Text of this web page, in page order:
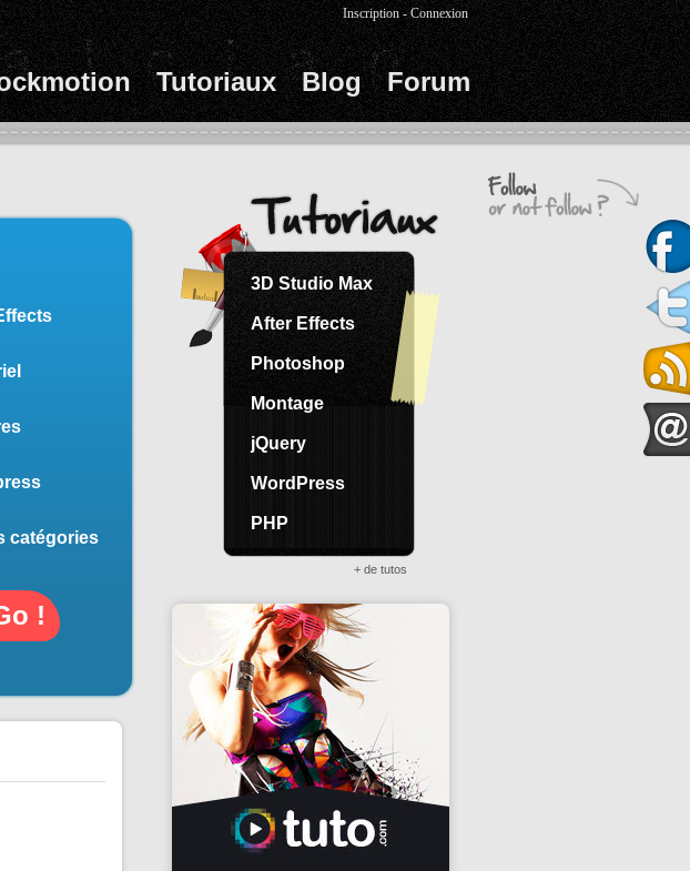
Tutoriaux Blog Forum
Inscription -Connexion
catégories
3D Studio Max
After Effects
Photoshop
Montage
jQuery
WordPress
PHP
+ de tutos